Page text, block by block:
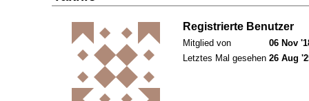
Registrierte Benutzer
Mitglied von
06 Nov
Letztes Mal gesehen 26 Aug